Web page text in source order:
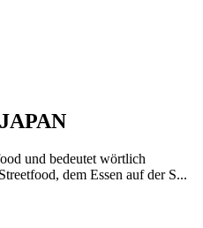
und bedeutet wörtlich
dem Essen auf der S...